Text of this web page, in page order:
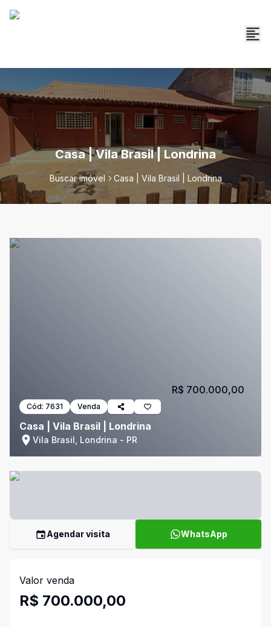
Casa | Vila Brasil | Londrina
Buscar imóvel Casa | Vila Brasil | Londrina
Cód: 7631 Venda
Casa | Vila Brasil | Londrina
Vila Brasil, Londrina - PR
R$ 700.000,00
Agendar visita WhatsApp
Valor venda
R$ 700.000,00